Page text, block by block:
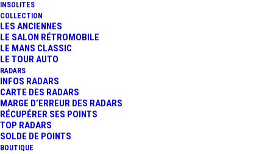
INSOLITES
COLLECTION
LES ANCIENNES
LE SALON RÉTROMOBILE
LE MANS CLASSIC
LE TOUR AUTO
RADARS
INFOS RADARS
CARTE DES RADARS
MARGE D’ERREUR DES RADARS
RÉCUPÉRER SES POINTS
TOP RADARS
SOLDE DE POINTS
BOUTIQUE
QUEL MODÈLE DE DS
CONSIDÉRER SELON VOS
4 Minutes